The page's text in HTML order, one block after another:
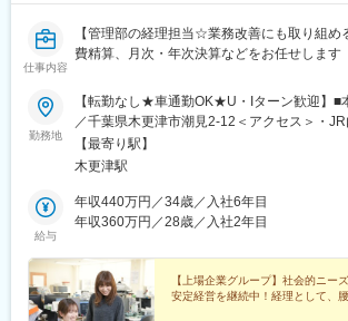
仕事内容
【管理部の経理担当☆業務改善にも取り組め
費精算、月次・年次決算などをお任せします
勤務地
【転勤なし★車通勤OK★U・Iターン歓迎】■
／千葉県木更津市潮見2-12＜アクセス＞・
西口よりバス12分「総合福祉館」下車徒歩3
内禁煙（屋外喫煙所あり）
【最寄り駅】
木更津駅
給与
年収440万円／34歳／入社6年目
年収360万円／28歳／入社2年目
【上場企業グループ】社会的ニー
安定経営を継続中！経理として、